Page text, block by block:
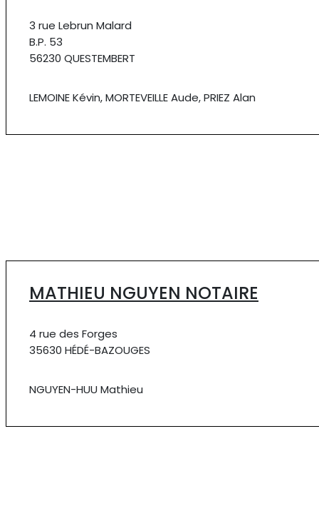
3 rue Lebrun Malard
B.P. 53
56230 QUESTEMBERT
LEMOINE Kévin, MORTEVEILLE Aude, PRIEZ Alan
MATHIEU NGUYEN NOTAIRE
4 rue des Forges
35630 HÉDÉ-BAZOUGES
NGUYEN-HUU Mathieu